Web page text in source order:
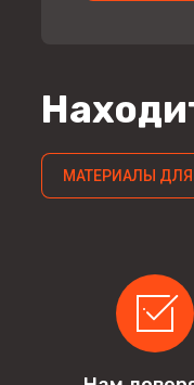
МАТЕРИАЛЫ